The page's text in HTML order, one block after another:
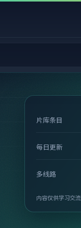
片库条目
每日更新
多线路
内容仅供学习交